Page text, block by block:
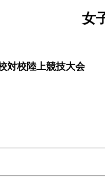
女
対校陸上競技大会